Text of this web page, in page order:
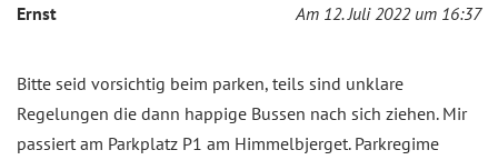
Ernst Am 12. Juli 2022 um 16:37
Bitte seid vorsichtig beim parken, teils sind unklare
Regelungen die dann happige Bussen nach sich ziehen. Mir
passiert am Parkplatz P1 am Himmelbjerget. Parkregime